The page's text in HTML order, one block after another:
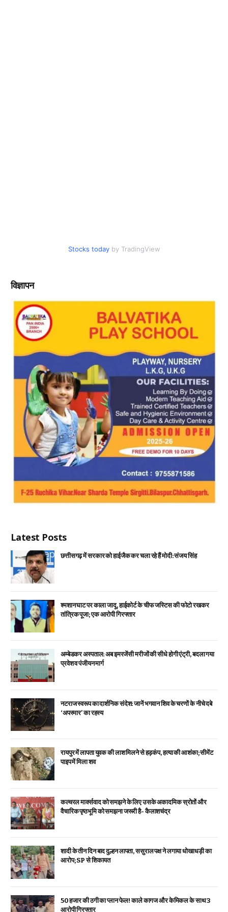
Stocks today by TradingView
विज्ञापन
Latest Posts
छत्तीसगढ़ में सरकार को हाईजैक कर चला रहे हैं मोदी: संजय सिंह
श्मशान घाट पर काला जादू, हाईकोर्ट के चीफ जस्टिस की फोटो रखकर
तांत्रिक पूजा; एक आरोपी गिरफ्तार
अम्बेडकर अस्पताल: अब इमरजेंसी मरीजों की सीधे होगी एंट्री, बदला गया
प्रवेश व पंजीयन मार्ग
नटराज स्वरूप का दार्शनिक संदेश: जानें भगवान शिव के चरणों के नीचे दबे
‘अपस्मार’ का रहस्य
रायपुर में लापता युवक की लाश मिलने से हड़कंप, हत्या की आशंका; सीमेंट
पाइप में मिला शव
कल्चरल मार्क्सवाद को समझने के लिए उसके अकादमिक स्रोतों और
वैचारिक पृष्ठभूमि को समझना जरूरी है- कैलाशचंद्र
शादी के तीन दिन बाद दुल्हन लापता, ससुराल पक्ष ने लगाया धोखाधड़ी का
आरोप; SP से शिकायत
₹50 हजार की ठगी का प्लान फेल! काले कागज और केमिकल के साथ 3
आरोपी गिरफ्तार